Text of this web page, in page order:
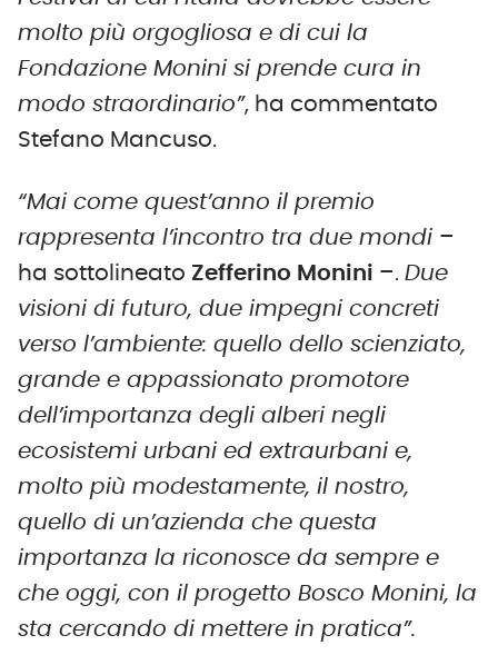
molto più orgogliosa e di cui la
Fondazione Monini si prende cura in
modo straordinario”, ha commentato
Stefano Mancuso.
“Mai come quest’anno il premio
rappresenta l’incontro tra due mondi –
ha sottolineato Zefferino Monini –. Due
visioni di futuro, due impegni concreti
verso l’ambiente: quello dello scienziato,
grande e appassionato promotore
dell’importanza degli alberi negli
ecosistemi urbani ed extraurbani e,
molto più modestamente, il nostro,
quello di un’azienda che questa
importanza la riconosce da sempre e
che oggi, con il progetto Bosco Monini, la
sta cercando di mettere in pratica”.